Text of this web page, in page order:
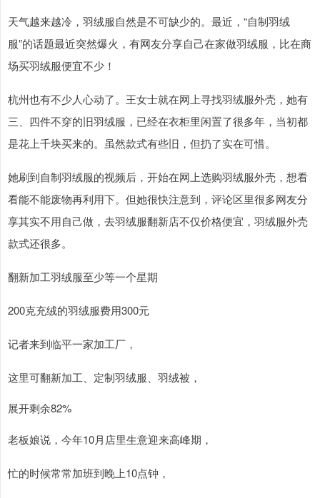
天气越来越冷，羽绒服自然是不可缺少的。最近，“自制羽绒
服”的话题最近突然爆火，有网友分享自己在家做羽绒服，比在商
场买羽绒服便宜不少！
杭州也有不少人心动了。王女士就在网上寻找羽绒服外壳，她有
三、四件不穿的旧羽绒服，已经在衣柜里闲置了很多年，当初都
是花上千块买来的。虽然款式有些旧，但扔了实在可惜。
她刷到自制羽绒服的视频后，开始在网上选购羽绒服外壳，想看
看能不能废物再利用下。但她很快注意到，评论区里很多网友分
享其实不用自己做，去羽绒服翻新店不仅价格便宜，羽绒服外壳
款式还很多。
翻新加工羽绒服至少等一个星期
200克充绒的羽绒服费用300元
记者来到临平一家加工厂，
这里可翻新加工、定制羽绒服、羽绒被，
展开剩余82%
老板娘说，今年10月店里生意迎来高峰期，
忙的时候常常加班到晚上10点钟，